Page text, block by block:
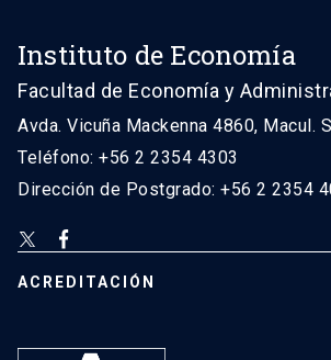
Instituto de Economía
Facultad de Economía y
Avda. Vicuña Mackenna 4860, Macul.
Teléfono: +56 2 2354 4303
Dirección de Postgrado: +56 2 2354
ACREDITACIÓN